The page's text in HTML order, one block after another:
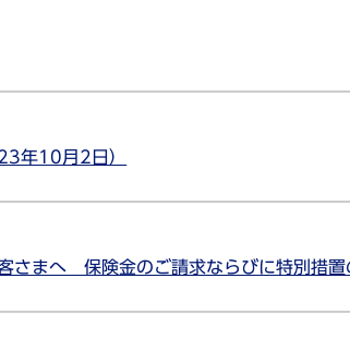
年10月2日）
さまへ 保険金のご請求ならびに特別措置